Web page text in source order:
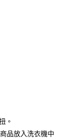
。
品放入洗衣機中